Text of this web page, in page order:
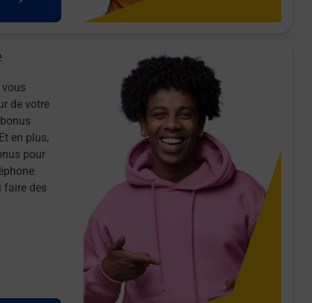
vous
de votre
en plus,
pour
faire des